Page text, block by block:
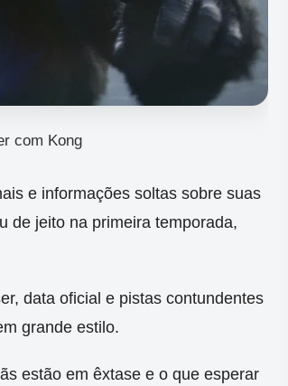
com Kong
e informações soltas sobre suas
de jeito na primeira temporada,
data oficial e pistas contundentes
grande estilo.
estão em êxtase e o que esperar